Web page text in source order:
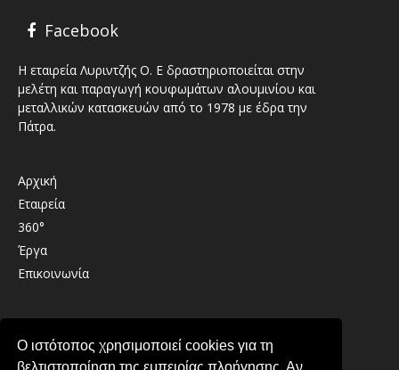
Ο ιστότοπος χρησιμοποιεί cookies για τη
βελτιστοποίηση της εμπειρίας πλοήγησης. Αν
Facebook
Η εταιρεία Λυριντζής Ο. Ε δραστηριοποιείται στην
μελέτη και παραγωγή κουφωμάτων αλουμινίου και
μεταλλικών κατασκευών από το 1978 με έδρα την
Πάτρα.
Αρχική
Εταιρεία
360°
Έργα
Επικοινωνία
2610 439489